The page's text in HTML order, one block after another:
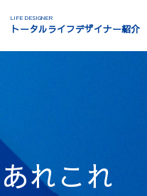
LIFE DESIGNER
トータルライフデザイナー紹介
れこれ